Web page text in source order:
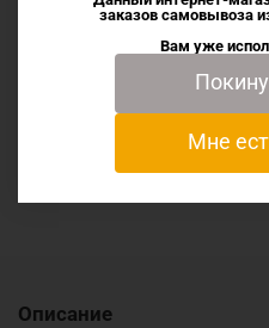
Описание
заказов самовывоза
Вам уже
Мне